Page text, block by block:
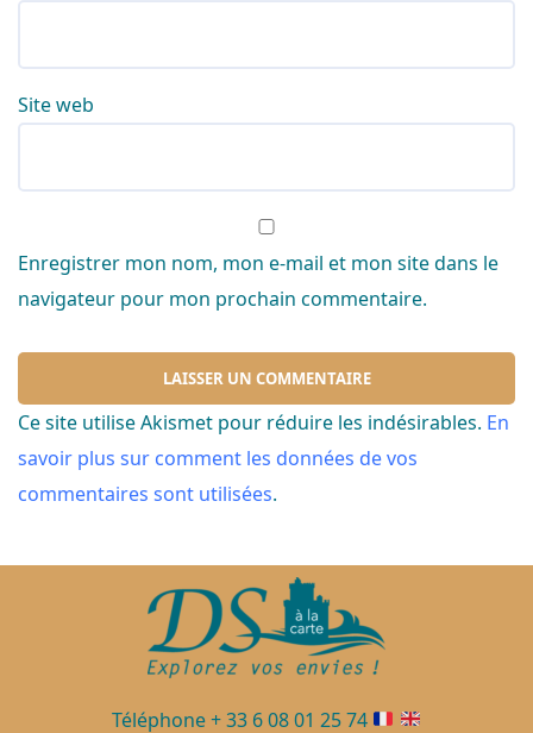
Site web
Enregistrer mon nom, mon e-mail et mon site dans le
navigateur pour mon prochain commentaire.
Ce site utilise Akismet pour réduire les indésirables. En
savoir plus sur comment les données de vos
commentaires sont utilisées.
Téléphone + 33 6 08 01 25 74